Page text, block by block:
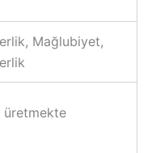
Mağlubiyet,
üretmekte